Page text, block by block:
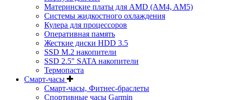
Материнские платы для AMD (AM4, AM5)
Системы жидкостного охлаждения
Кулера для процессоров
Оперативная память
Жесткие диски HDD 3.5
SSD M.2 накопители
SSD 2.5" SATA накопители
Термопаста
Смарт-часы
Смарт-часы, Фитнес-браслеты
Спортивные часы Garmin